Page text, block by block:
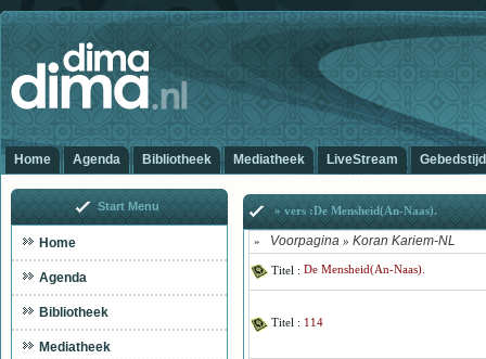
Home Agenda Bibliotheek Mediatheek LiveStream
» vers :De Mensheid(An-Naas).
» Voorpagina » Koran Kariem-NL
Titel : De Mensheid(An-Naas).
Titel : 114
Start Menu
Home
Agenda
Bibliotheek
Mediatheek